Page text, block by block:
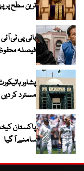
ترین سطح پر
بانی پی ٹی
فیصلہ
پشاور
مسترد کر دیں
سامنے آ گیا